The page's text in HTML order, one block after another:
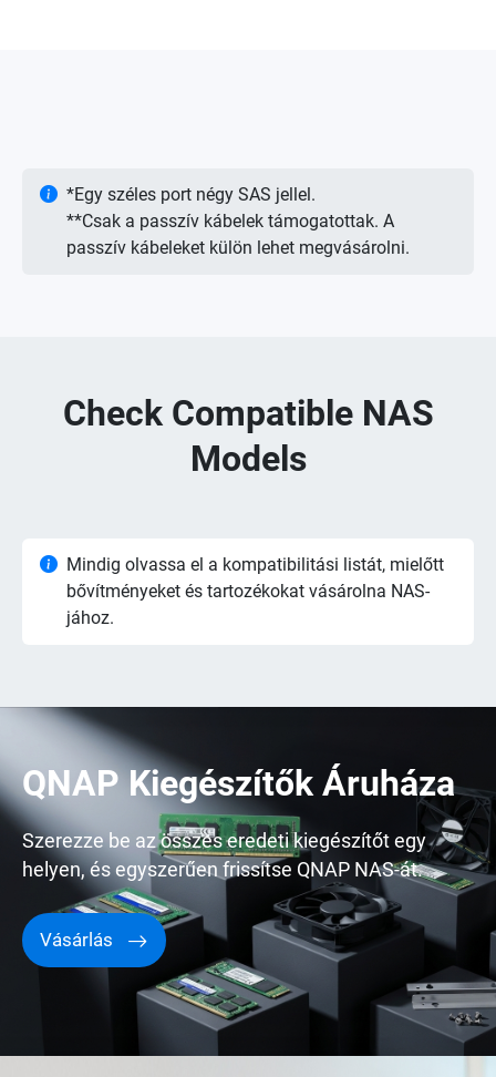
*Egy széles port négy SAS jellel.
**Csak a passzív kábelek támogatottak. A
passzív kábeleket külön lehet megvásárolni.
Check Compatible NAS
Models
Mindig olvassa el a kompatibilitási listát, mielőtt
bővítményeket és tartozékokat vásárolna NAS-
jához.
QNAP Kiegészítők Áruháza
Szerezze be az összes eredeti kiegészítőt egy
helyen, és egyszerűen frissítse QNAP NAS-át.
Vásárlás